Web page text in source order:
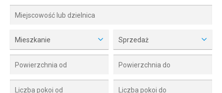
Mieszkanie Sprzedaż